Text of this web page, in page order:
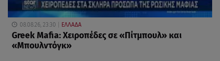
08.08.26, 23:30 ΕΛΛΑΔΑ
Greek Mafia: Χειροπέδες σε «Πίτμπουλ» και
«Μπουλντόγκ»